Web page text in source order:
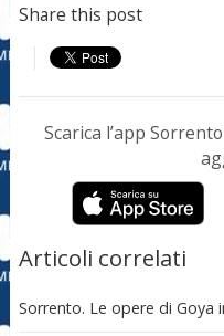
Share this post
Scarica l’app
Articoli correlati
Sorrento. Le opere di Goya